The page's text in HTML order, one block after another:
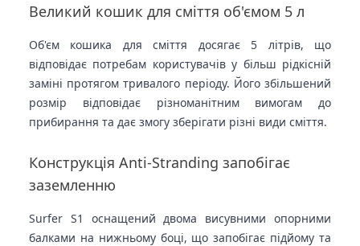
Великий кошик для сміття об'ємом 5 л
Об'єм кошика для сміття досягає 5 літрів, що
відповідає потребам користувачів у більш рідкісній
заміні протягом тривалого періоду. Його збільшений
розмір відповідає різноманітним вимогам до
прибирання та дає змогу зберігати різні види сміття.
Конструкція Anti-Stranding запобігає
заземленню
Surfer S1 оснащений двома висувними опорними
балками на нижньому боці, що запобігає підйому та